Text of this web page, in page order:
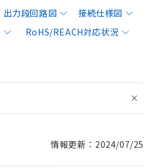
出力段回路図
接続仕様図
RoHS/REACH対応状況
情報更新：2024/07/25